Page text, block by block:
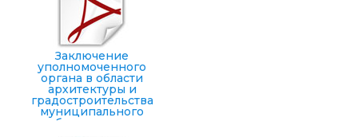
целесообразности
реализации проекта
Заключение
уполномоченного
органа в области
архитектуры и
градостроительства
муниципального
образования о